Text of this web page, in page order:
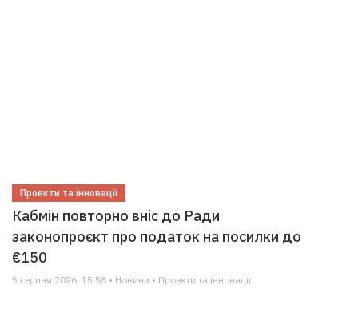
Проекти та інновації
Кабмін повторно вніс до Ради
законопроєкт про податок на посилки до
€150
5 серпня 2026, 15:58 • Новини • Проекти та інновації